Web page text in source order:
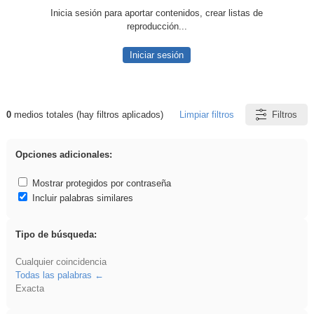
Inicia sesión para aportar contenidos, crear listas de
reproducción...
Iniciar sesión
Resultados de: Experiencias
0medios totales (hay filtros aplicados) Limpiar filtros Filtros
Opciones adicionales:
Mostrar protegidos por contraseña
Incluir palabras similares
Tipo de búsqueda:
Cualquier coincidencia
Todas las palabras
Exacta